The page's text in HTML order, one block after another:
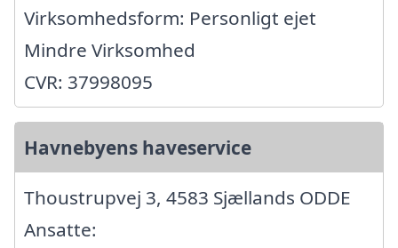
Virksomhedsform: Personligt ejet
Mindre Virksomhed
CVR: 37998095
Havnebyens haveservice
Thoustrupvej 3, 4583 Sjællands ODDE
Ansatte: